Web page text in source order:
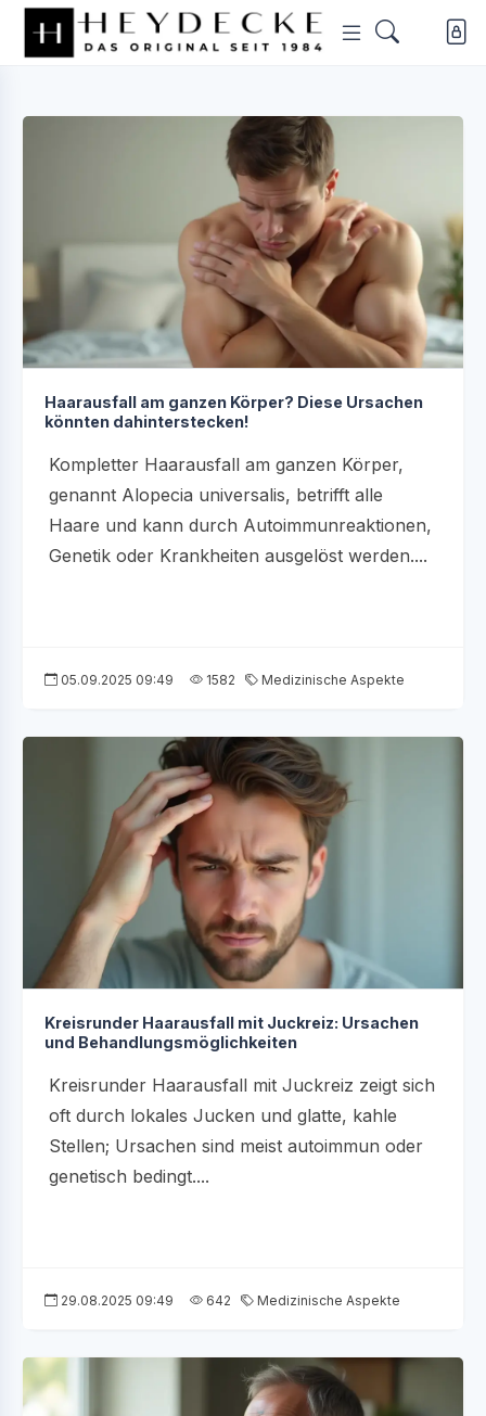
Haarausfall am ganzen Körper? Diese Ursachen
könnten dahinterstecken!
Kompletter Haarausfall am ganzen Körper,
genannt Alopecia universalis, betrifft alle
Haare und kann durch Autoimmunreaktionen,
Genetik oder Krankheiten ausgelöst werden....
05.09.2025 09:49 1582 Medizinische Aspekte
Kreisrunder Haarausfall mit Juckreiz: Ursachen
und Behandlungsmöglichkeiten
Kreisrunder Haarausfall mit Juckreiz zeigt sich
oft durch lokales Jucken und glatte, kahle
Stellen; Ursachen sind meist autoimmun oder
genetisch bedingt....
29.08.2025 09:49 642 Medizinische Aspekte